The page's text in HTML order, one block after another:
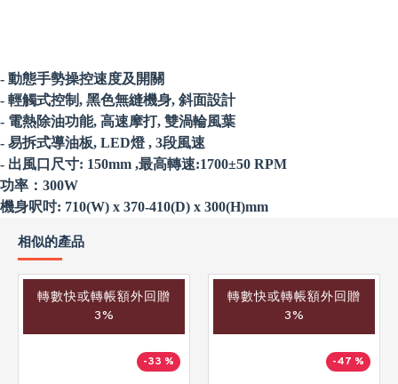
- 動態手勢操控速度及開關
- 輕觸式控制, 黑色無縫機身, 斜面設計
- 電熱除油功能, 高速摩打, 雙渦輪風葉
- 易拆式導油板, LED燈 , 3段風速
- 出風口尺寸: 150mm ,最高轉速:1700±50 RPM
功率：300W
機身呎吋: 710(W) x 370-410(D) x 300(H)mm
相似的產品
轉數快或轉帳額外回贈
3%
-33 %
轉數快或轉帳額外回贈
3%
-47 %